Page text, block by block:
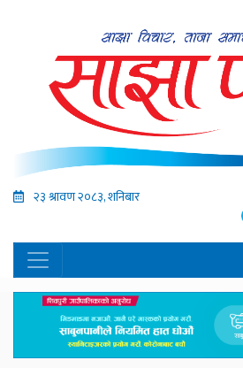
२३ श्रावण २०८३, शनिबार